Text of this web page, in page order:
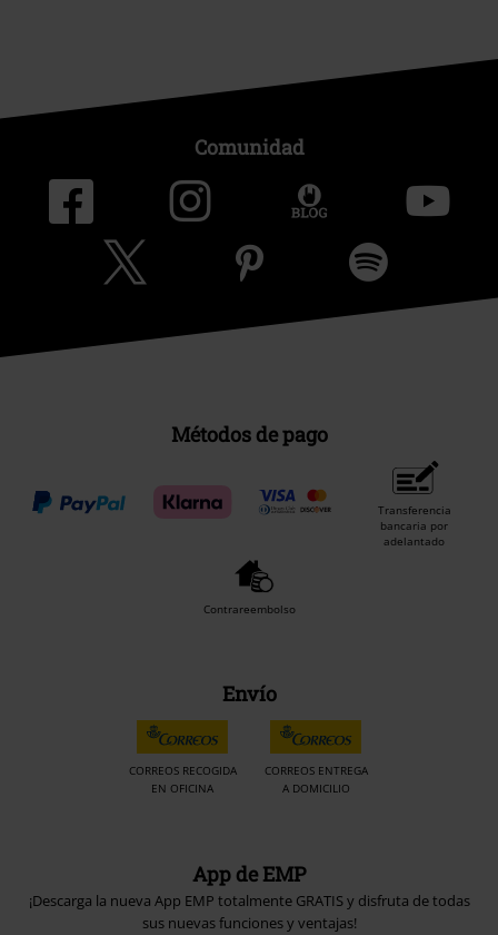
Comunidad
Métodos de pago
Transferencia
bancaria por
adelantado
Contrareembolso
Envío
CORREOS RECOGIDA
EN OFICINA
CORREOS ENTREGA
A DOMICILIO
App de EMP
¡Descarga la nueva App EMP totalmente GRATIS y disfruta de todas
sus nuevas funciones y ventajas!